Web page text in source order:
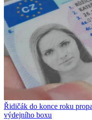
Řidičák do konce roku
výdejního boxu